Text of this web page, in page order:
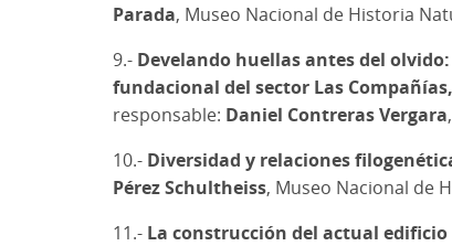
Parada, Museo Nacional de Historia
9.- Develando huellas antes del
fundacional del sector Las
responsable: Daniel Contreras Vergara
10.- Diversidad y relaciones
Pérez Schultheiss, Museo Nacional de
11.- La construcción del actual